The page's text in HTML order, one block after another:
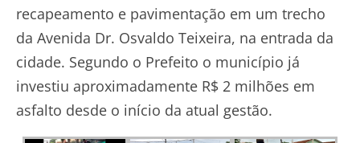
recapeamento e pavimentação em um trecho
da Avenida Dr. Osvaldo Teixeira, na entrada da
cidade. Segundo o Prefeito o município já
investiu aproximadamente R$ 2 milhões em
asfalto desde o início da atual gestão.